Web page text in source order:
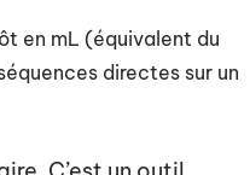
en mL (équivalent du
directes sur un